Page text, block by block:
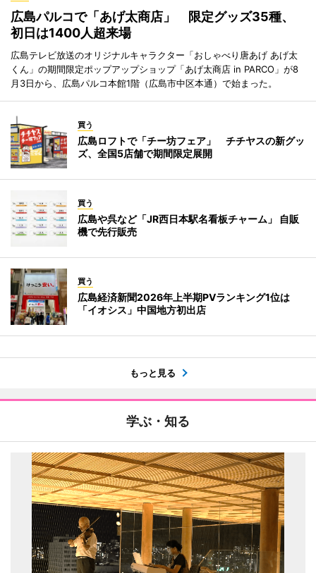
広島パルコで「あげ太商店」 限定グッズ35種、
初日は1400人超来場
広島テレビ放送のオリジナルキャラクター「おしゃべり唐あげ あげ太
くん」の期間限定ポップアップショップ「あげ太商店 in PARCO」が8
月3日から、広島パルコ本館1階（広島市中区本通）で始まった。
買う
広島ロフトで「チー坊フェア」 チチヤスの新グッ
ズ、全国5店舗で期間限定展開
買う
広島や呉など「JR西日本駅名看板チャーム」 自販
機で先行販売
買う
広島経済新聞2026年上半期PVランキング1位は
「イオシス」中国地方初出店
もっと見る
学ぶ・知る